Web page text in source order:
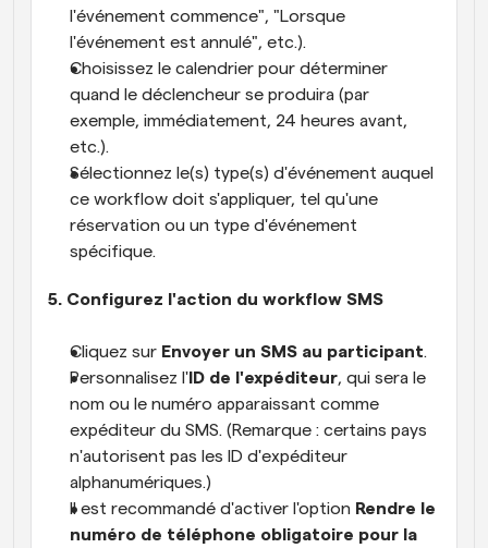
l'événement commence", "Lorsque
l'événement est annulé", etc.).
Choisissez le calendrier pour déterminer
quand le déclencheur se produira (par
exemple, immédiatement, 24 heures avant,
etc.).
Sélectionnez le(s) type(s) d'événement auquel
ce workflow doit s'appliquer, tel qu'une
réservation ou un type d'événement
spécifique.
5. Configurez l'action du workflow SMS
Cliquez sur Envoyer un SMS au participant.
Personnalisez l' ID de l'expéditeur, qui sera le
nom ou le numéro apparaissant comme
expéditeur du SMS. (Remarque : certains pays
n'autorisent pas les ID d'expéditeur
alphanumériques.)
Il est recommandé d'activer l'option Rendre le
numéro de téléphone obligatoire pour la